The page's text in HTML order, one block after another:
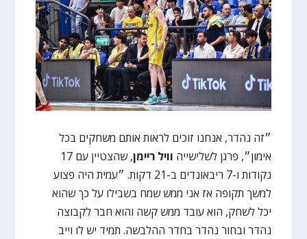
״זה נהדר, אנחנו זוכים לראות אותם משחקים בכל
אימון״, פרגן לשלישייה וויל ריימן
, שהצטיין עם 17
נקודות ו-7 ריבאונדים ב-21 דקות. ״עמית היה פצוע
למשך תקופה אז אני ממש שמח בשבילו על כך שהוא
יכל לשחק, הוא עובד ממש קשה והוא חבר לקבוצה
נהדר ובחור נהדר בחדר ההלבשה. תמיד יש לו וייב